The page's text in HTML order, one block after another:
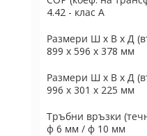
4.42 - клас А
Размери Ш х В х Д
899 x 596 x 378 мм
Размери Ш х В х Д
996 x 301 x 225 мм
Тръбни връзки
ф 6 мм / ф 10 мм